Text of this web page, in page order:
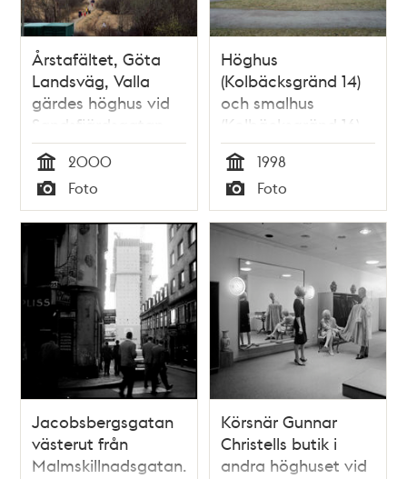
Årstafältet, Göta
Landsväg, Valla
gärdes höghus vid
Sandsfjärdsgatan
Tid
2000
Typ
Foto
Höghus
(Kolbäcksgränd 14)
och smalhus
(Kolbäcksgränd 16),
Bagarmossen.
Tid
1998
Typ
Foto
Jacobsbergsgatan
västerut från
Malmskillnadsgatan.
Körsnär Gunnar
Christells butik i
andra höghuset vid